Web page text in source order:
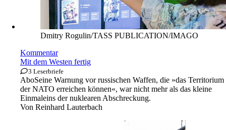
Dmitry Rogulin/TASS PUBLICATION/IMAGO
Kommentar
Mit dem Westen fertig
3 Leserbriefe
AboSeine Warnung vor russischen Waffen, die »das Territorium
der NATO erreichen können«, war nicht mehr als das kleine
Einmaleins der nuklearen Abschreckung.
Von Reinhard Lauterbach